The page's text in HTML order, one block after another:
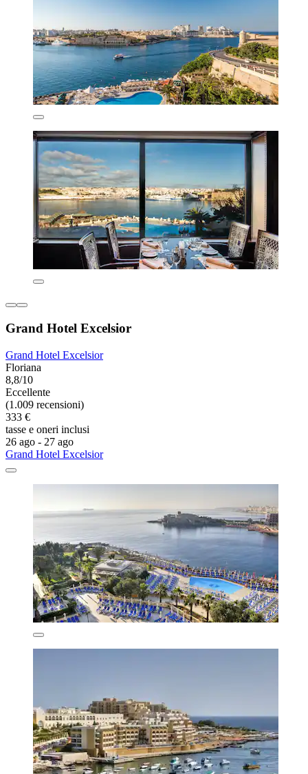
Grand Hotel Excelsior
Grand Hotel Excelsior
Floriana
8,8/10
Eccellente
(1.009 recensioni)
333 €
tasse e oneri inclusi
26 ago - 27 ago
Grand Hotel Excelsior